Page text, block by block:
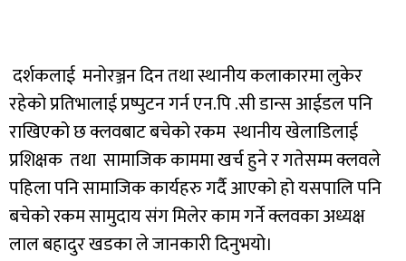
दर्शकलाई मनोरञ्जन दिन तथा स्थानीय कलाकारमा लुकेर
रहेको प्रतिभालाई प्रष्पुटन गर्न एन.पि .सी डान्स आईडल पनि
राखिएको छ क्लवबाट बचेको रकम स्थानीय खेलाडिलाई
प्रशिक्षक तथा सामाजिक काममा खर्च हुने र गतेसम्म क्लवले
पहिला पनि सामाजिक कार्यहरु गर्दै आएको हो यसपालि पनि
बचेको रकम सामुदाय संग मिलेर काम गर्ने क्लवका अध्यक्ष
लाल बहादुर खडका ले जानकारी दिनुभयो।